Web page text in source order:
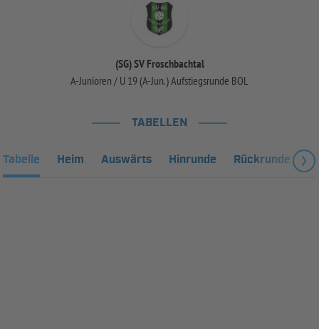
(SG) SV Froschbachtal
A-Junioren / U 19 (A-Jun.) Aufstiegsrunde BOL
TABELLEN
Tabelle Heim Auswärts Hinrunde Rückrunde